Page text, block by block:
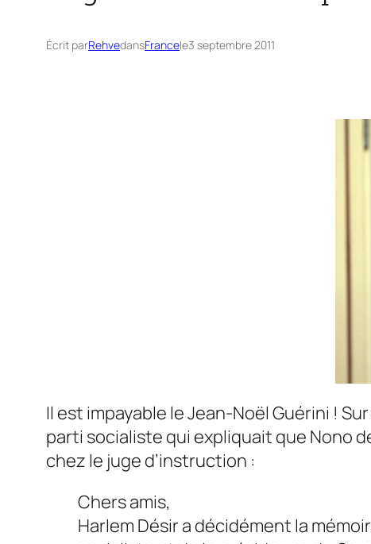
Écrit parRehvedansFrancele3 septembre 2011
Il est impayable le Jean-Noël Guérini !
parti socialiste qui expliquait que Nono
chez le juge d’instruction :
Chers amis,
Harlem Désir a décidément la